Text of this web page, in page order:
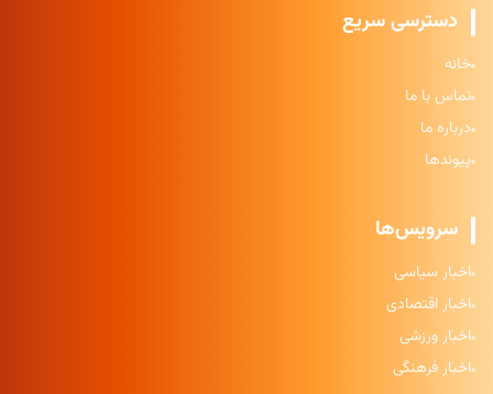
دسترسی سریع
خانه
تماس با ما
درباره ما
پیوندها
سرویس‌ها
اخبار سیاسی
اخبار اقتصادی
اخبار ورزشی
اخبار فرهنگی